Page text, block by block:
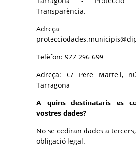
Transparència.
Adreça
Telèfon: 977 296 699
Adreça: C/ Pere Martell,
Tarragona
A quins destinataris es
vostres dades?
No se cediran dades a
obligació legal.